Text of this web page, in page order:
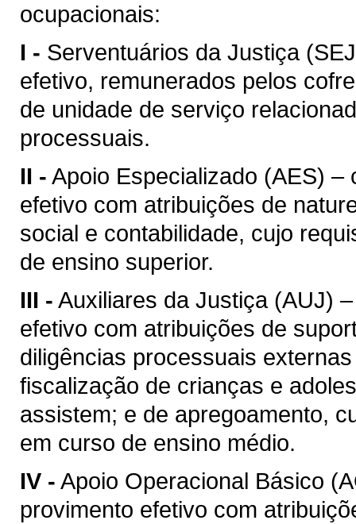
ocupacionais:
I - Serventuários da Justiça
efetivo, remunerados pelos
de unidade de serviço
processuais.
II - Apoio Especializado (AES)
efetivo com atribuições de
social e contabilidade, cujo
de ensino superior.
III - Auxiliares da Justiça (AUJ)
efetivo com atribuições de
diligências processuais
fiscalização de crianças e
assistem; e de apregoamento,
em curso de ensino médio.
IV - Apoio Operacional Básico
provimento efetivo com